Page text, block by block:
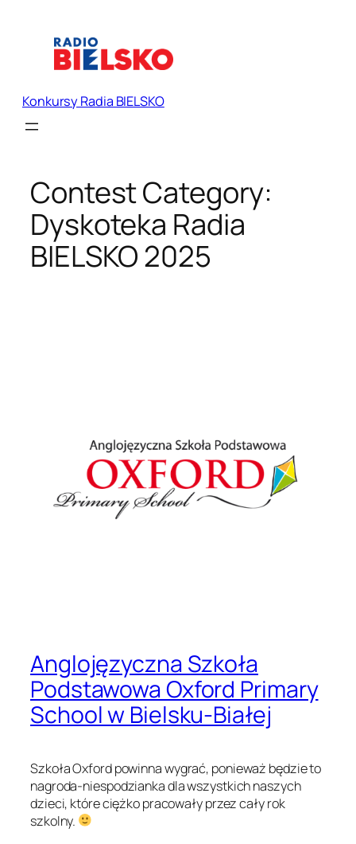
Konkursy Radia BIELSKO
Contest Category:
Dyskoteka Radia
BIELSKO 2025
Anglojęzyczna Szkoła
Podstawowa Oxford Primary
School w Bielsku-Białej
SzkołaOxfordpowinna wygrać, ponieważ będzie to
nagroda-niespodzianka dla wszystkich naszych
dzieci, które ciężko pracowały przez cały rok
szkolny.